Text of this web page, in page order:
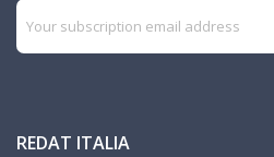
REDAT ITALIA